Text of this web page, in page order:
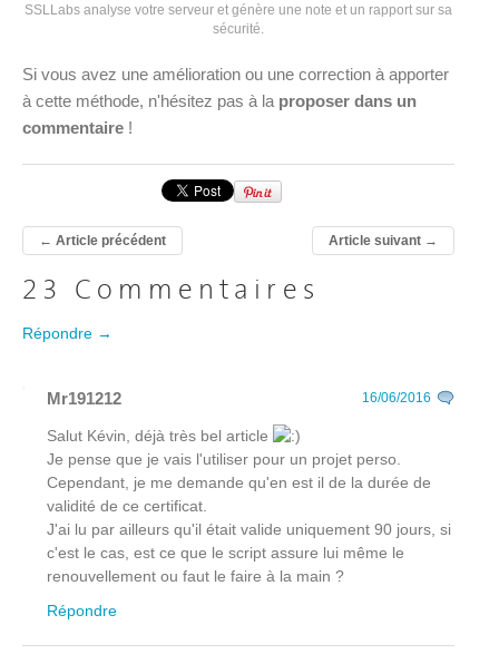
SSLLabs analyse votre serveur et génère une note et un rapport sur sa
sécurité.
Si vous avez une amélioration ou une correction à apporter
à cette méthode, n'hésitez pas à la proposer dans un
commentaire !
← Article précédent Article suivant→
23 Commentaires
Répondre →
Mr191212 16/06/2016
Salut Kévin, déjà très bel article
Je pense que je vais l'utiliser pour un projet perso.
Cependant, je me demande qu'en est il de la durée de
validité de ce certificat.
J'ai lu par ailleurs qu'il était valide uniquement 90 jours, si
c'est le cas, est ce que le script assure lui même le
renouvellement ou faut le faire à la main ?
Répondre